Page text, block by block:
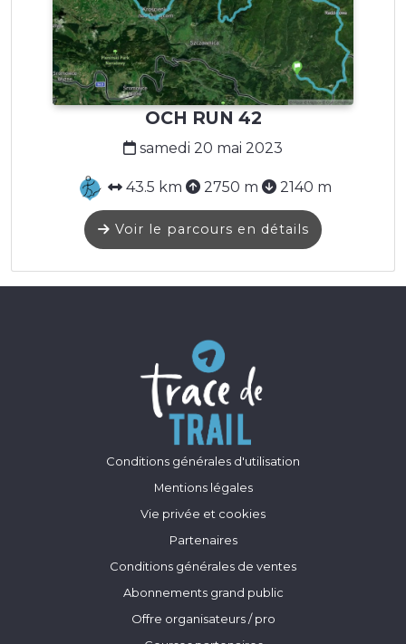
OCH RUN 42
samedi 20 mai 2023
43.5 km 2750 m 2140 m
Voir le parcours en détails
Conditions générales d'utilisation
Mentions légales
Vie privée et cookies
Partenaires
Conditions générales de ventes
Abonnements grand public
Offre organisateurs / pro